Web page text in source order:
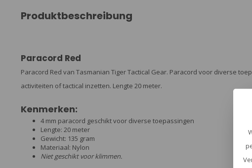
Produktbeschreibung
Paracord Red
Paracord Red van Tasmanian Tiger Tactical Gear. Paracord voor diverse
activiteiten of tactical inzetten. Lengte 20 meter.
Kenmerken:
4 mm paracord geschikt voor diverse toepassingen
Lengte: 20 meter
Gewicht: 135 gram
Materiaal: Nylon
Niet geschikt voor klimmen.